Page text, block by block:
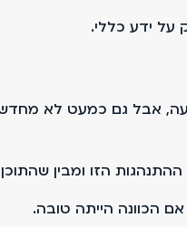
על ידע כללי.
אבל גם כמעט לא
הזו ומבין
הכוונה הייתה טובה.